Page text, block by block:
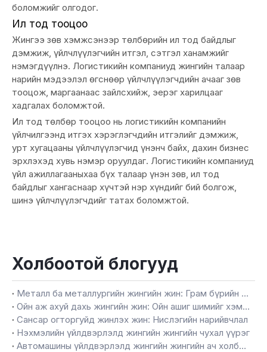
боломжийг олгодог.
Ил тод тооцоо
Жингээ зөв хэмжсэнээр төлбөрийн ил тод байдлыг
дэмжиж, үйлчлүүлэгчийн итгэл, сэтгэл ханамжийг
нэмэгдүүлнэ. Логистикийн компаниуд жингийн талаар
нарийн мэдээлэл өгснөөр үйлчлүүлэгчдийн ачааг зөв
тооцож, маргаанаас зайлсхийж, эерэг харилцааг
хадгалах боломжтой.
Ил тод төлбөр тооцоо нь логистикийн компанийн
үйлчилгээнд итгэх хэрэглэгчдийн итгэлийг дэмжиж,
урт хугацааны үйлчлүүлэгчид үнэнч байх, дахин бизнес
эрхлэхэд хувь нэмэр оруулдаг. Логистикийн компаниуд
үйл ажиллагааныхаа бүх талаар үнэн зөв, ил тод
байдлыг хангаснаар хүчтэй нэр хүндийг бий болгож,
шинэ үйлчлүүлэгчдийг татах боломжтой.
Холбоотой блогууд
Металл ба металлургийн жингийн жин: Грам бүрийн нарийвчлал
Ойн аж ахуй дахь жингийн жин: Ойн ашиг шимийг хэмжих
Сансар огторгуйд жинлэх жин: Нислэгийн нарийвчлал
Нэхмэлийн үйлдвэрлэлд жингийн жингийн чухал үүрэг
Автомашины үйлдвэрлэлд жингийн жингийн ач холбогдол